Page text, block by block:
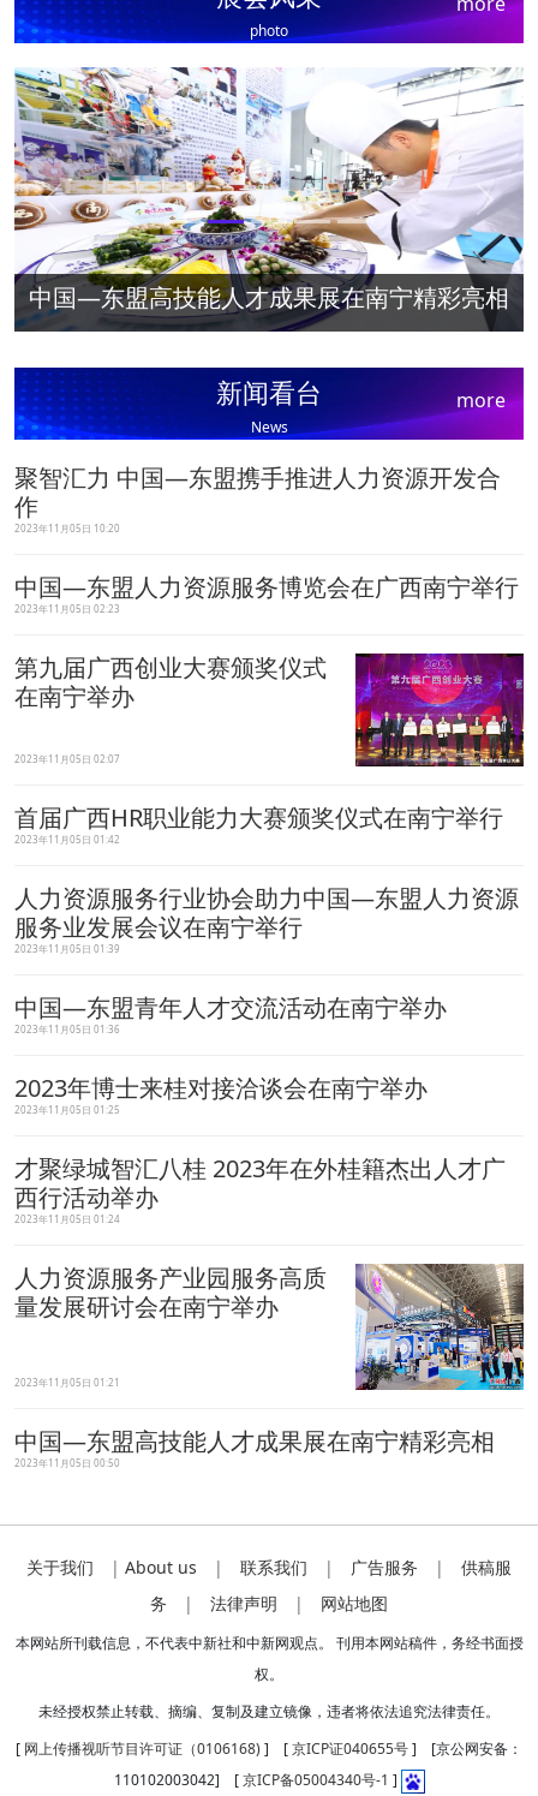
photo
中国—东盟高技能人才成果展在南宁精彩亮相
Previous Next
新闻看台
News
more
聚智汇力 中国—东盟携手推进人力资源开发合
作
2023年11月05日 10:20
中国—东盟人力资源服务博览会在广西南宁举行
2023年11月05日 02:23
第九届广西创业大赛颁奖仪式
在南宁举办
2023年11月05日 02:07
首届广西HR职业能力大赛颁奖仪式在南宁举行
2023年11月05日 01:42
人力资源服务行业协会助力中国—东盟人力资源
服务业发展会议在南宁举行
2023年11月05日 01:39
中国—东盟青年人才交流活动在南宁举办
2023年11月05日 01:36
2023年博士来桂对接洽谈会在南宁举办
2023年11月05日 01:25
才聚绿城智汇八桂 2023年在外桂籍杰出人才广
西行活动举办
2023年11月05日 01:24
人力资源服务产业园服务高质
量发展研讨会在南宁举办
2023年11月05日 01:21
中国—东盟高技能人才成果展在南宁精彩亮相
2023年11月05日 00:50
关于我们 | About us | 联系我们 | 广告服务 | 供稿服
务 | 法律声明 | 网站地图
本网站所刊载信息，不代表中新社和中新网观点。 刊用本网站稿件，务经书面授
权。
未经授权禁止转载、摘编、复制及建立镜像，违者将依法追究法律责任。
[ 网上传播视听节目许可证（0106168) ] [京ICP证040655号] [京公网安备：
110102003042] [京ICP备05004340号-1 ]